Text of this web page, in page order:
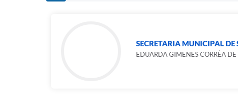
SECRETARIA MUNICIPAL DE
EDUARDA GIMENES CORRÊA DE